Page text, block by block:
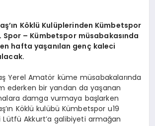
Köklü Kulüplerinden Kümbetspor
Spor – Kümbetspor müsabakasında
hafta yaşanılan genç kaleci
Yerel Amatör küme müsabakalarında
ederken bir yandan da yaşanan
damga vurmaya başlarken
Köklü kulübü Kümbetspor u19
Lütfü Akkurt’a galibiyeti armağan